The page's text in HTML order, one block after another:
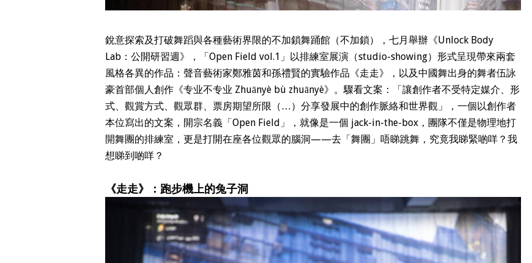
銳意探索及打破舞蹈與各種藝術界限的不加鎖舞踊館（不加鎖），七月舉辦《Unlock Body
Lab：公開研習週》，「Open Field vol.1」以排練室展演（studio-showing）形式呈現帶來兩套
風格各異的作品：聲音藝術家鄭雅茵和孫禮賢的實驗作品《走走》，以及中國舞出身的舞者伍詠
豪首部個人創作《专业不专业 Zhuānyè bù zhuānyè》。驟看文案：「讓創作者不受特定媒介、形
式、觀賞方式、觀眾群、票房期望所限（…）分享發展中的創作脈絡和世界觀」，一個以創作者
本位寫出的文案，開宗名義「Open Field」，就像是一個 jack-in-the-box，團隊不僅是物理地打
開舞團的排練室，更是打開在座各位觀眾的腦洞——去「舞團」唔睇跳舞，究竟我睇緊啲咩？我
想睇到啲咩？
《走走》：跑步機上的兔子洞